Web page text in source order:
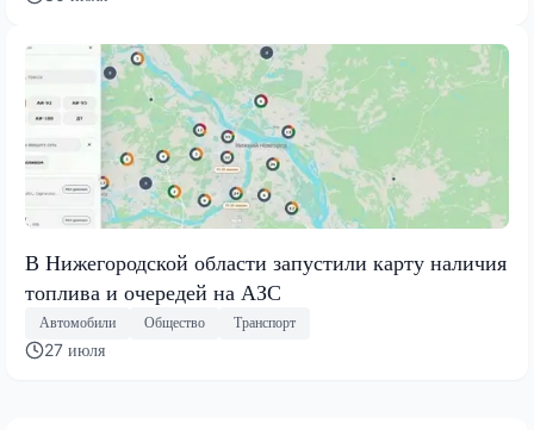
В Нижегородской области запустили карту наличия
топлива и очередей на АЗС
Автомобили Общество Транспорт
27 июля